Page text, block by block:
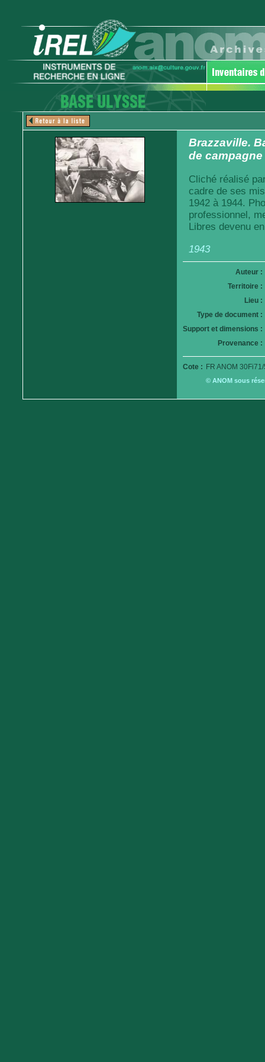
Brazzaville.
de
Cliché réalisé
cadre de ses
1942 à 1944.
professionnel,
Libres devenu
1943
Auteur :
Territoire :
Lieu :
Type de document :
Support et dimensions :
Provenance :
Cote : FR ANOM
© ANOM sous